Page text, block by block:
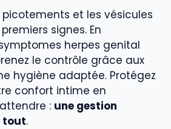
et les vésicules
signes. En
herpes genital
le contrôle grâce aux
hygiène adaptée. Protégez
confort intime en
: une gestion
tout.